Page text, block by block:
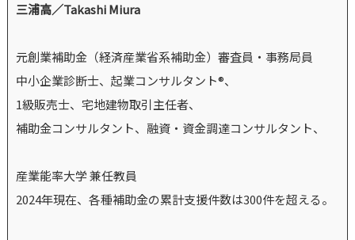
三浦高／Takashi Miura
元創業補助金（経済産業省系補助金）審査員・事務局員
中小企業診断士、起業コンサルタント®、
1級販売士、宅地建物取引主任者、
補助金コンサルタント、融資・資金調達コンサルタント、
産業能率大学 兼任教員
2024年現在、各種補助金の累計支援件数は300件を超える。